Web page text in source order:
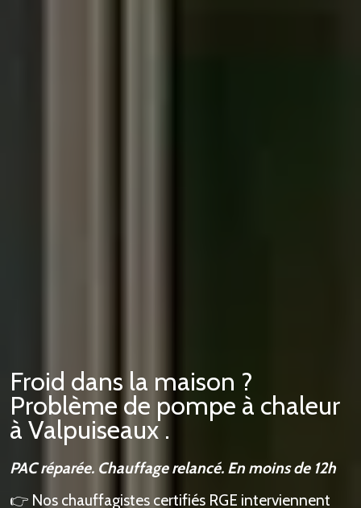
Froid dans la maison ?
Problème de pompe à chaleur
à Valpuiseaux .
PAC réparée. Chauffage relancé. En moins de 12h
👉 Nos chauffagistes certifiés RGE interviennent